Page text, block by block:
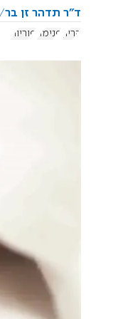
ד"ר תדהר זן בר
הריון
פנימה פוריות